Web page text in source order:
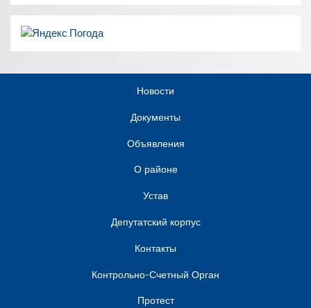
Новости
Документы
Объявления
О районе
Устав
Депутатский корпус
Контакты
Контрольно-Счетный Орган
Протест